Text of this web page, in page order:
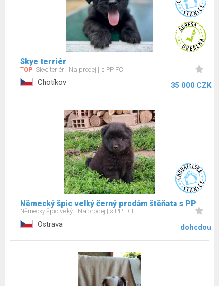
Skye terriér
TOP Skye teriér Na prodej s PP FCI
Chotíkov 35 000 CZK
Německý špic velký černý prodám štěňata s PP
Německý špic velký Na prodej s PP FCI
Ostrava dohodou